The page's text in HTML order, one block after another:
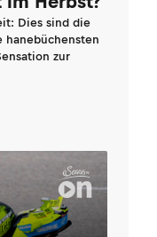
Dies sind die
hanebüchensten
zur